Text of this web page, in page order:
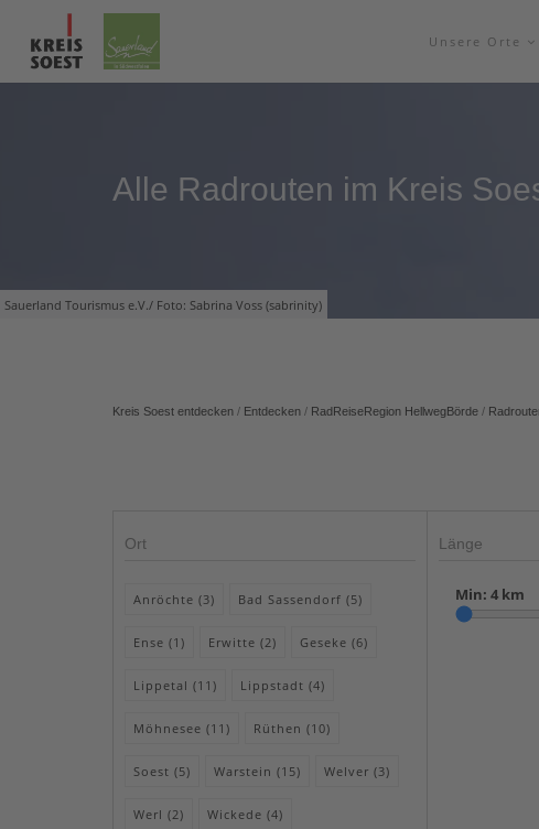
Unsere Orte
Sauerland Tourismus e.V./ Foto: Sabrina Voss (sabrinity)
Alle Radrouten im Kreis
Kreis Soest entdecken / Entdecken / RadReiseRegion HellwegBörde /
Ort
Anröchte (3) Bad Sassendorf (5)
Ense (1) Erwitte (2) Geseke (6)
Lippetal (11) Lippstadt (4)
Möhnesee (11) Rüthen (10)
Soest (5) Warstein (15) Welver (3)
Werl (2) Wickede (4)
Länge
Min: 4 km